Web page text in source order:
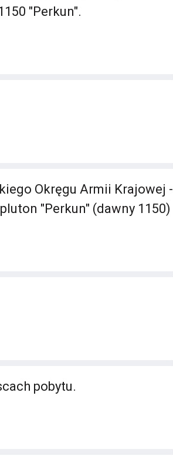
"Perkun".
Okręgu Armii Krajowej -
"Perkun" (dawny 1150)
pobytu.